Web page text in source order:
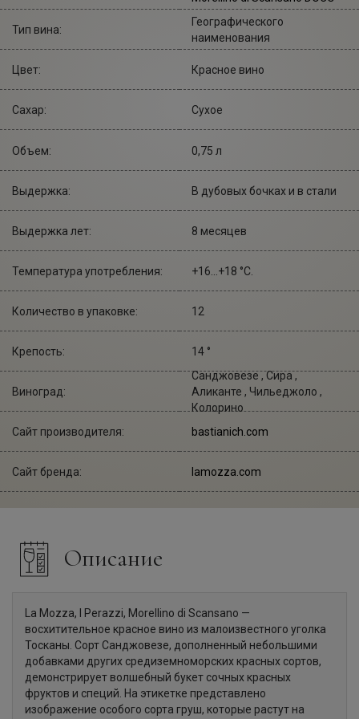
Тип вина:
Географического
наименования
Цвет: Красное вино
Сахар: Сухое
Объем: 0,75 л
Выдержка: В дубовых бочках и в стали
Выдержка лет: 8 месяцев
Температура употребления: +16...+18 °С.
Количество в упаковке: 12
Крепость: 14 °
Виноград:
Санджовезе , Сира ,
Аликанте , Чильеджоло ,
Колорино
Сайт производителя:
bastianich.com
Сайт бренда: lamozza.com
Описание
La Mozza, I Perazzi, Morellino di Scansano —
восхитительное красное вино из малоизвестного уголка
Тосканы. Сорт Санджовезе, дополненный небольшими
добавками других средиземноморских красных сортов,
демонстрирует волшебный букет сочных красных
фруктов и специй. На этикетке представлено
изображение особого сорта груш, которые растут на